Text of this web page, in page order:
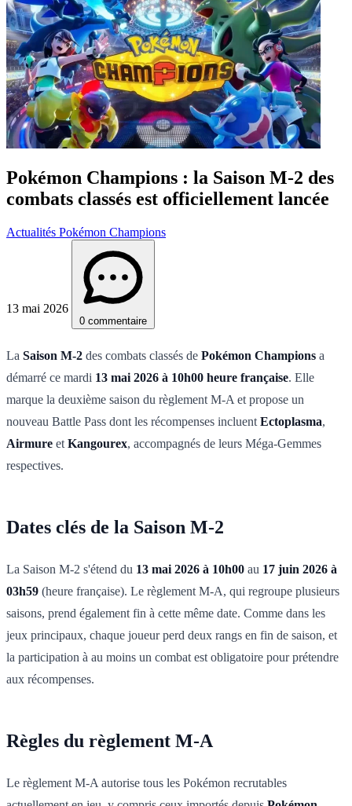
Pokémon Champions : la Saison M-2 des
combats classés est officiellement lancée
Actualités Pokémon Champions
13 mai 2026
0 commentaire
La Saison M-2 des combats classés de Pokémon Champions a
démarré ce mardi 13 mai 2026 à 10h00 heure française. Elle
marque la deuxième saison du règlement M-A et propose un
nouveau Battle Pass dont les récompenses incluent Ectoplasma,
Airmure et Kangourex, accompagnés de leurs Méga-Gemmes
respectives.
Dates clés de la Saison M-2
La Saison M-2 s'étend du 13 mai 2026 à 10h00 au 17 juin 2026 à
03h59 (heure française). Le règlement M-A, qui regroupe plusieurs
saisons, prend également fin à cette même date. Comme dans les
jeux principaux, chaque joueur perd deux rangs en fin de saison, et
la participation à au moins un combat est obligatoire pour prétendre
aux récompenses.
Règles du règlement M-A
Le règlement M-A autorise tous les Pokémon recrutables